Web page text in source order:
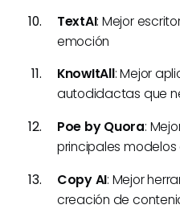
TextAI: Mejor
emoción
KnowItAll: Mejor
autodidactas que
Poe by Quora:
principales modelos
Copy AI: Mejor
creación de